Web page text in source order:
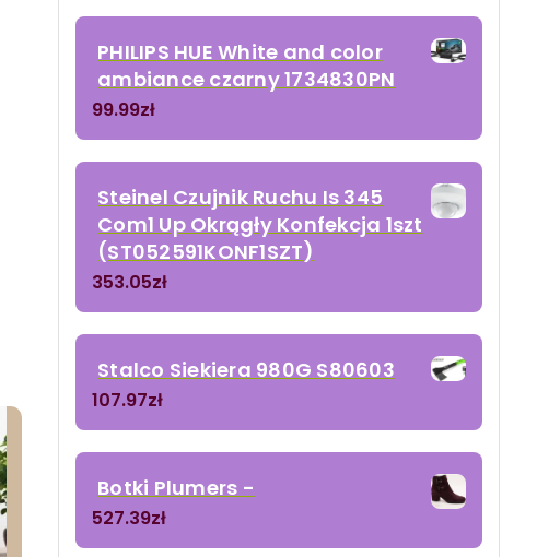
PHILIPS HUE White and color
ambiance czarny 1734830PN
99.99zł
Steinel Czujnik Ruchu Is 345
Com1 Up Okrągły Konfekcja 1szt
(ST052591KONF1SZT)
353.05zł
Stalco Siekiera 980G S80603
107.97zł
Botki Plumers -
527.39zł